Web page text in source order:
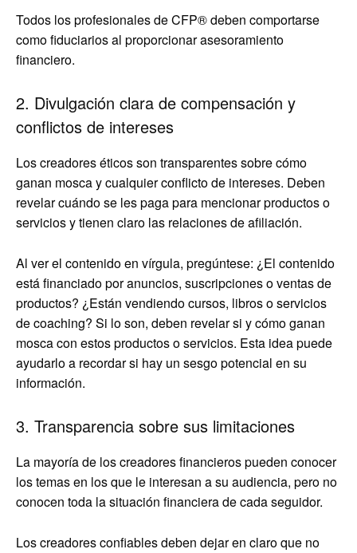
Todos los profesionales de CFP® deben comportarse
como fiduciarios al proporcionar asesoramiento
financiero.
2. Divulgación clara de compensación y
conflictos de intereses
Los creadores éticos son transparentes sobre cómo
ganan mosca y cualquier conflicto de intereses. Deben
revelar cuándo se les paga para mencionar productos o
servicios y tienen claro las relaciones de afiliación.
Al ver el contenido en vírgula, pregúntese: ¿El contenido
está financiado por anuncios, suscripciones o ventas de
productos? ¿Están vendiendo cursos, libros o servicios
de coaching? Si lo son, deben revelar si y cómo ganan
mosca con estos productos o servicios. Esta idea puede
ayudarlo a recordar si hay un sesgo potencial en su
información.
3. Transparencia sobre sus limitaciones
La mayoría de los creadores financieros pueden conocer
los temas en los que le interesan a su audiencia, pero no
conocen toda la situación financiera de cada seguidor.
Los creadores confiables deben dejar en claro que no